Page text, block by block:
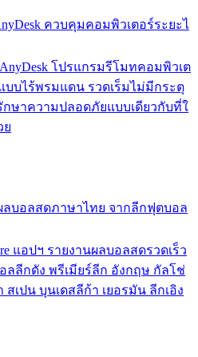
ควบคุมคอมพิวเตอร์ระยะไ
โปรแกรมรีโมทคอมพิวเต
บบไร้พรมแดน รวดเร็มไม่มีกระตุ
ษาความปลอดภัยแบบเดียวกับที่ใ
ย
ผลบอลสดภาษาไทย จากลีกฟุตบอล
แอปฯ รายงานผลบอลสดรวดเร็ว
ลลีกดัง พรีเมียร์ลีก อังกฤษ กัลโช่
สเปน บุนเดสลีก้า เยอรมัน ลีกเอิง